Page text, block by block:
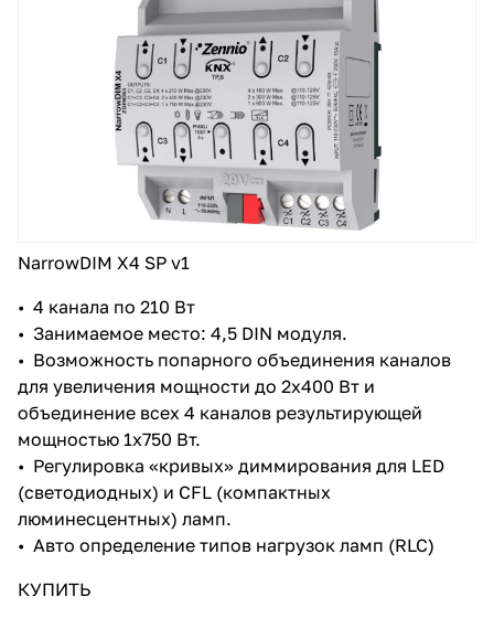
NarrowDIM X4 SP v1
• 4 канала по 210 Вт
• Занимаемое место: 4,5 DIN модуля.
• Возможность попарного объединения каналов
для увеличения мощности до 2х400 Вт и
объединение всех 4 каналов результирующей
мощностью 1х750 Вт.
• Регулировка «кривых» диммирования для LED
(светодиодных) и CFL (компактных
люминесцентных) ламп.
• Авто определение типов нагрузок ламп (RLC)
КУПИТЬ